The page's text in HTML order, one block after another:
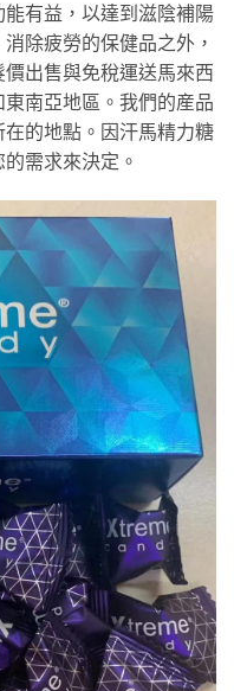
有益，以達到滋陰補陽
除疲勞的保健品之外，
出售與免稅運送馬來西
南亞地區。我們的産品
的地點。因汗馬精力糖
需求來決定。